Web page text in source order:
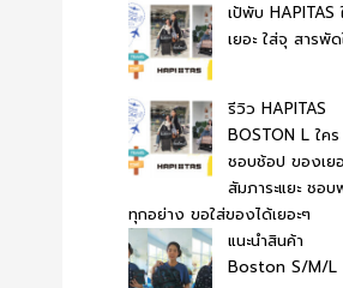
เป้พับ HAPITAS
เยอะ ใส่จุ สารพั
รีวิว HAPITAS
BOSTON L ใคร
ชอบช้อป ของเย
สัมภาระแยะ ชอบ
ทุกอย่าง ขอใส่ของได้เยอะๆ
แนะนำสินค้า
Boston S/M/L